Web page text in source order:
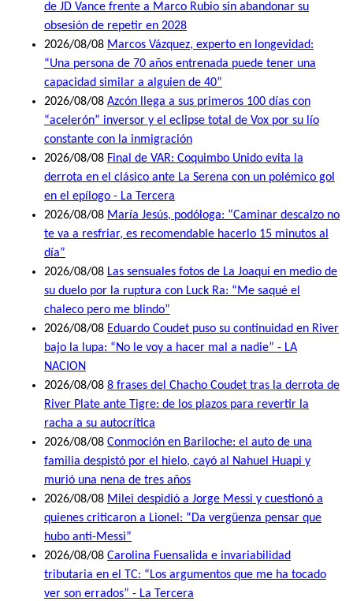
de JD Vance frente a Marco Rubio sin abandonar su
obsesión de repetir en 2028
2026/08/08 Marcos Vázquez, experto en longevidad:
“Una persona de 70 años entrenada puede tener una
capacidad similar a alguien de 40”
2026/08/08 Azcón llega a sus primeros 100 días con
“acelerón” inversor y el eclipse total de Vox por su lío
constante con la inmigración
2026/08/08 Final de VAR: Coquimbo Unido evita la
derrota en el clásico ante La Serena con un polémico gol
en el epílogo - La Tercera
2026/08/08 María Jesús, podóloga: “Caminar descalzo no
te va a resfriar, es recomendable hacerlo 15 minutos al
día”
2026/08/08 Las sensuales fotos de La Joaqui en medio de
su duelo por la ruptura con Luck Ra: “Me saqué el
chaleco pero me blindo”
2026/08/08 Eduardo Coudet puso su continuidad en River
bajo la lupa: “No le voy a hacer mal a nadie” - LA
NACION
2026/08/08 8 frases del Chacho Coudet tras la derrota de
River Plate ante Tigre: de los plazos para revertir la
racha a su autocrítica
2026/08/08 Conmoción en Bariloche: el auto de una
familia despistó por el hielo, cayó al Nahuel Huapi y
murió una nena de tres años
2026/08/08 Milei despidió a Jorge Messi y cuestionó a
quienes criticaron a Lionel: “Da vergüenza pensar que
hubo anti-Messi”
2026/08/08 Carolina Fuensalida e invariabilidad
tributaria en el TC: “Los argumentos que me ha tocado
ver son errados” - La Tercera